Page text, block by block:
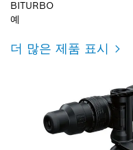
BITURBO
예
더 많은 제품 표시